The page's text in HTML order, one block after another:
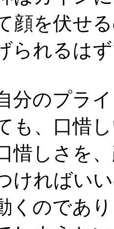
顔を伏せ
られるは
分のプラ
も、口惜
惜しさを
ければい
くのであ